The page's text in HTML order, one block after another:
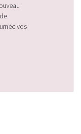
vos